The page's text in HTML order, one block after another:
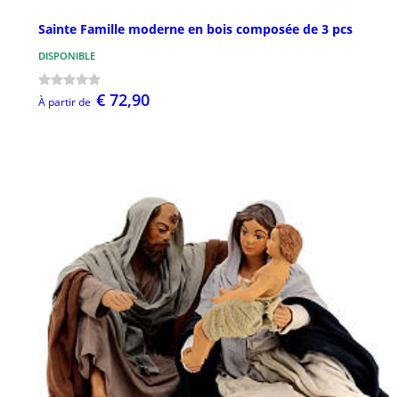
Sainte Famille moderne en bois composée de 3 pcs
DISPONIBLE
À partir de € 72,90